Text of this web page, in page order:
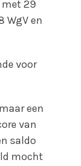
met 29
WgV en
voor
een
van
saldo
mocht